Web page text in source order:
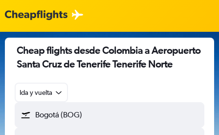
Cheap flights desde Colombia a Aeropuerto
Santa Cruz de Tenerife Tenerife Norte
Ida y vuelta
Bogotá (BOG)